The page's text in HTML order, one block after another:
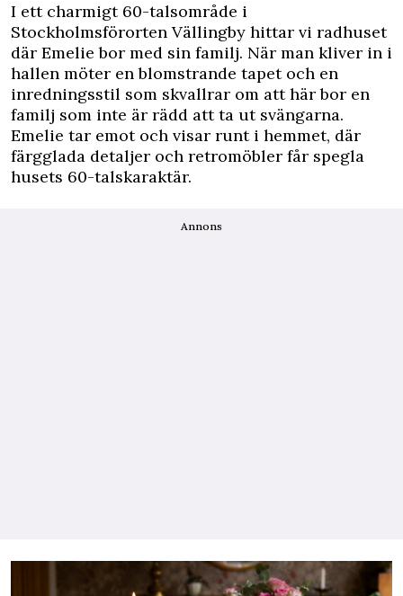
I ett charmigt 60-talsområde i
Stockholmsförorten Vällingby hittar vi radhuset
där Emelie bor med sin familj. När man kliver in i
hallen möter en blomstrande tapet och en
inredningsstil som skvallrar om att här bor en
familj som inte är rädd att ta ut svängarna.
Emelie tar emot och visar runt i hemmet, där
färgglada detaljer och retromöbler får spegla
husets 60-talskaraktär.
Annons